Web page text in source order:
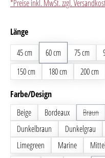
*Preise inkl. MwSt. zzgl.
Längeauswählen
45 cm
60 cm 75 cm
150 cm
180 cm
200 cm
Farbe/Designauswählen
Beige
Bordeaux Braun
Dunkelbraun
Dunkelgrau
Limegreen
Marine